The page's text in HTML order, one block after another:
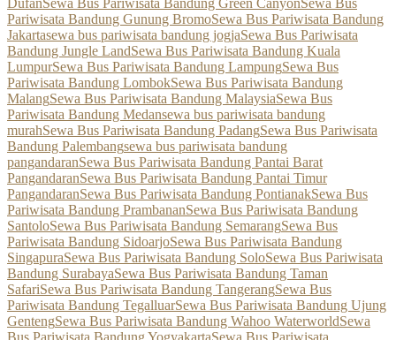
DufanSewa Bus Pariwisata Bandung Green CanyonSewa Bus
Pariwisata Bandung Gunung BromoSewa Bus Pariwisata Bandung
Jakartasewa bus pariwisata bandung jogjaSewa Bus Pariwisata
Bandung Jungle LandSewa Bus Pariwisata Bandung Kuala
LumpurSewa Bus Pariwisata Bandung LampungSewa Bus
Pariwisata Bandung LombokSewa Bus Pariwisata Bandung
MalangSewa Bus Pariwisata Bandung MalaysiaSewa Bus
Pariwisata Bandung Medansewa bus pariwisata bandung
murahSewa Bus Pariwisata Bandung PadangSewa Bus Pariwisata
Bandung Palembangsewa bus pariwisata bandung
pangandaranSewa Bus Pariwisata Bandung Pantai Barat
PangandaranSewa Bus Pariwisata Bandung Pantai Timur
PangandaranSewa Bus Pariwisata Bandung PontianakSewa Bus
Pariwisata Bandung PrambananSewa Bus Pariwisata Bandung
SantoloSewa Bus Pariwisata Bandung SemarangSewa Bus
Pariwisata Bandung SidoarjoSewa Bus Pariwisata Bandung
SingapuraSewa Bus Pariwisata Bandung SoloSewa Bus Pariwisata
Bandung SurabayaSewa Bus Pariwisata Bandung Taman
SafariSewa Bus Pariwisata Bandung TangerangSewa Bus
Pariwisata Bandung TegalluarSewa Bus Pariwisata Bandung Ujung
GentengSewa Bus Pariwisata Bandung Wahoo WaterworldSewa